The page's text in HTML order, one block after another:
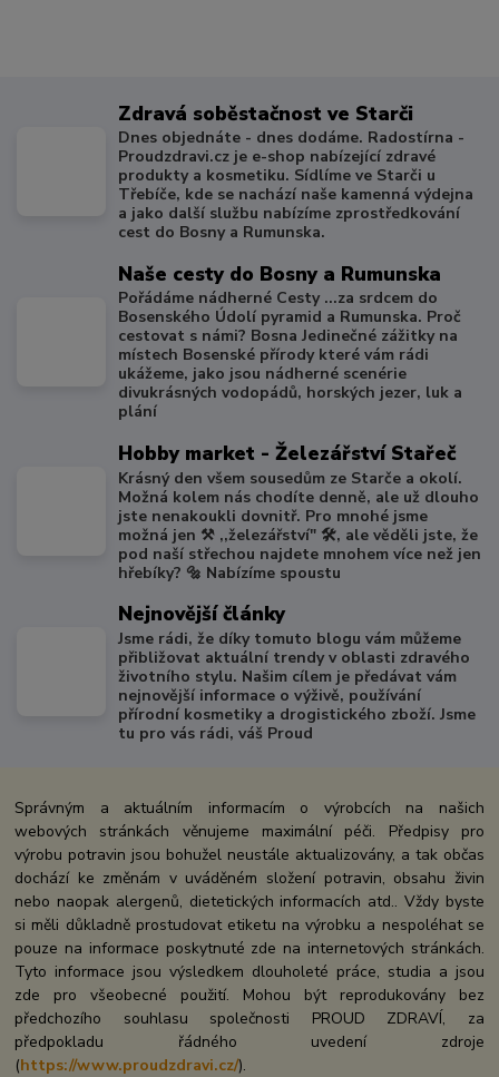
Zdravá soběstačnost ve Starči
Dnes objednáte - dnes dodáme. Radostírna -
Proudzdravi.cz je e-shop nabízející zdravé
produkty a kosmetiku. Sídlíme ve Starči u
Třebíče, kde se nachází naše kamenná výdejna
a jako další službu nabízíme zprostředkování
cest do Bosny a Rumunska.
Naše cesty do Bosny a Rumunska
Pořádáme nádherné Cesty ...za srdcem do
Bosenského Údolí pyramid a Rumunska. Proč
cestovat s námi? Bosna Jedinečné zážitky na
místech Bosenské přírody které vám rádi
ukážeme, jako jsou nádherné scenérie
divukrásných vodopádů, horských jezer, luk a
plání
Hobby market - Železářství Stařeč
Krásný den všem sousedům ze Starče a okolí.
Možná kolem nás chodíte denně, ale už dlouho
jste nenakoukli dovnitř. Pro mnohé jsme
možná jen ⚒️ ,,železářství" 🛠️, ale věděli jste, že
pod naší střechou najdete mnohem více než jen
hřebíky? 🔩 Nabízíme spoustu
Nejnovější články
Jsme rádi, že díky tomuto blogu vám můžeme
přibližovat aktuální trendy v oblasti zdravého
životního stylu. Našim cílem je předávat vám
nejnovější informace o výživě, používání
přírodní kosmetiky a drogistického zboží. Jsme
tu pro vás rádi, váš Proud
Správným a aktuálním informacím o výrobcích na našich
webových stránkách věnujeme maximální péči. Předpisy pro
výrobu potravin jsou bohužel neustále aktualizovány, a tak občas
dochází ke změnám v uváděném složení potravin, obsahu živin
nebo naopak alergenů, dietetických informacích atd.. Vždy byste
si měli důkladně prostudovat etiketu na výrobku a nespoléhat se
pouze na informace poskytnuté zde na internetových stránkách.
Tyto informace jsou výsledkem dlouholeté práce, studia a jsou
zde pro všeobecné použití. Mohou být reprodukovány bez
předchozího souhlasu společnosti PROUD ZDRAVÍ, za
předpokladu řádného uvedení zdroje
(https://www.proudzdravi.cz/).